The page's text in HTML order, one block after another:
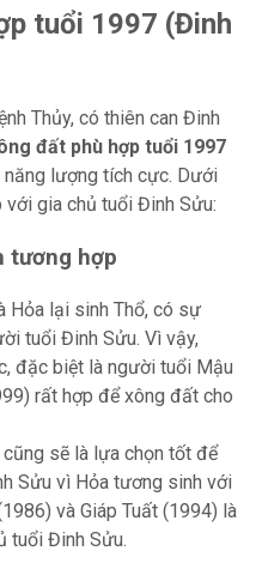
tuổi 1997 (Đinh
Thủy, có thiên can Đinh
đất phù hợp tuổi 1997
lượng tích cực. Dưới
gia chủ tuổi Đinh Sửu:
tương hợp
Hỏa lại sinh Thổ, có sự
tuổi Đinh Sửu. Vì vậy,
đặc biệt là người tuổi Mậu
rất hợp để xông đất cho
cũng sẽ là lựa chọn tốt để
Sửu vì Hỏa tương sinh với
và Giáp Tuất (1994) là
tuổi Đinh Sửu.